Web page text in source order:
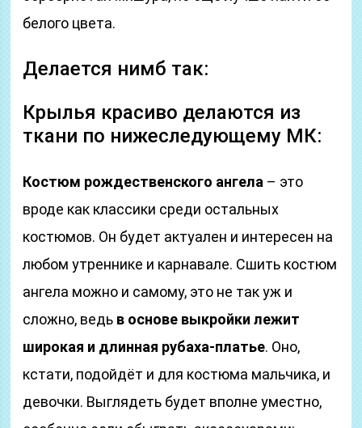
белого цвета.
Делается нимб так:
Крылья красиво делаются из
ткани по нижеследующему МК:
Костюм рождественского ангела – это
вроде как классики среди остальных
костюмов. Он будет актуален и интересен на
любом утреннике и карнавале. Сшить костюм
ангела можно и самому, это не так уж и
сложно, ведь в основе выкройки лежит
широкая и длинная рубаха-платье. Оно,
кстати, подойдёт и для костюма мальчика, и
девочки. Выглядеть будет вполне уместно,